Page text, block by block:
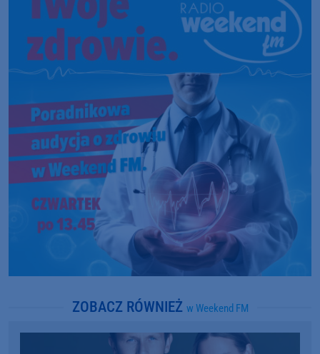
ZOBACZ RÓWNIEŻ w Weekend FM